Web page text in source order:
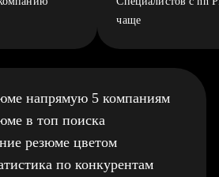
чаще
напрямую 5 компаниям
в топ поиска
резюме цветом
по конкурентам